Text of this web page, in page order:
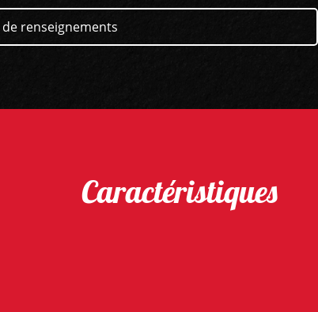
renseignements
Caractéristiques